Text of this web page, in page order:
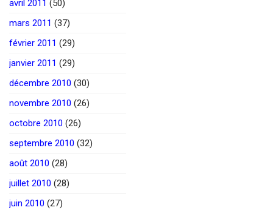
avril 2011 (50)
mars 2011 (37)
février 2011 (29)
janvier 2011 (29)
décembre 2010 (30)
novembre 2010 (26)
octobre 2010 (26)
septembre 2010 (32)
août 2010 (28)
juillet 2010 (28)
juin 2010 (27)